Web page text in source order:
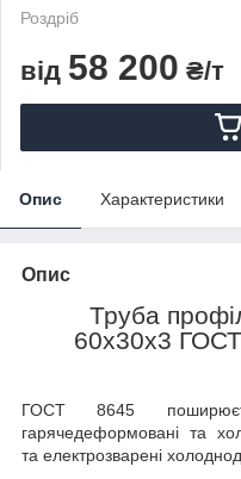
Роздріб
від 58 200 ₴/т
Опис Характеристики
Опис
Труба
60х30х3
ГОСТ 8645
гарячедеформовані та
та електрозварені